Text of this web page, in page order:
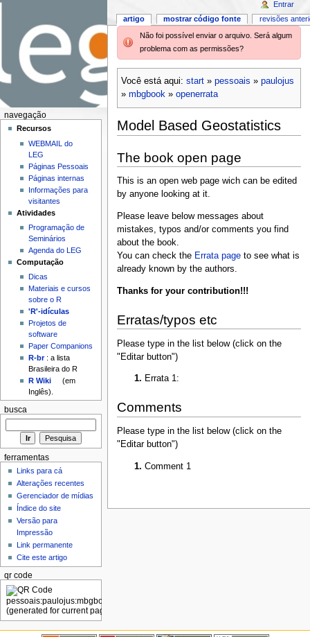
Não foi possível enviar o arquivo. Será algum
problema com as permissões?
Você está aqui: start» pessoais » paulojus
» mbgbook» openerrata
Model Based Geostatistics
The book open page
This is an open web page wich can be edited
by anyone looking at it.
Please leave below messages about
mistakes, typos and/or comments you find
about the book.
You can check the Errata pageto see what is
already known by the authors.
Thanks for your contribution!!!
Erratas/typos etc
Please type in the list below (click on the
"Editar button")
Errata 1:
Comments
Please type in the list below (click on the
"Editar button")
Comment 1
artigo mostrar código fonte revisões
Entrar
navegação
Recursos
WEBMAIL do
LEG
Páginas Pessoais
Páginas internas
Informações para
visitantes
Atividades
Programação de
Seminários
Agenda do LEG
Computação
Dicas
Materiais e cursos
sobre o R
'R'-idículas
Projetos de
software
Paper Companions
R-br: a lista
Brasileira do R
R Wiki
(em
Inglês).
busca
ferramentas
Links para cá
Alterações recentes
Gerenciador de mídias
Índice do site
Versão para
Impressão
Link permanente
Cite este artigo
qr code